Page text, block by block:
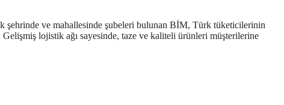
şehrinde ve mahallesinde şubeleri bulunan BİM, Türk tüketicilerinin
lojistik ağı sayesinde, taze ve kaliteli ürünleri müşterilerine